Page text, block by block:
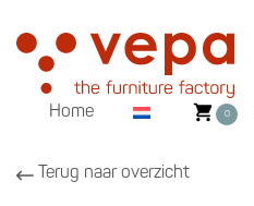
Home 0
Terug naar overzicht